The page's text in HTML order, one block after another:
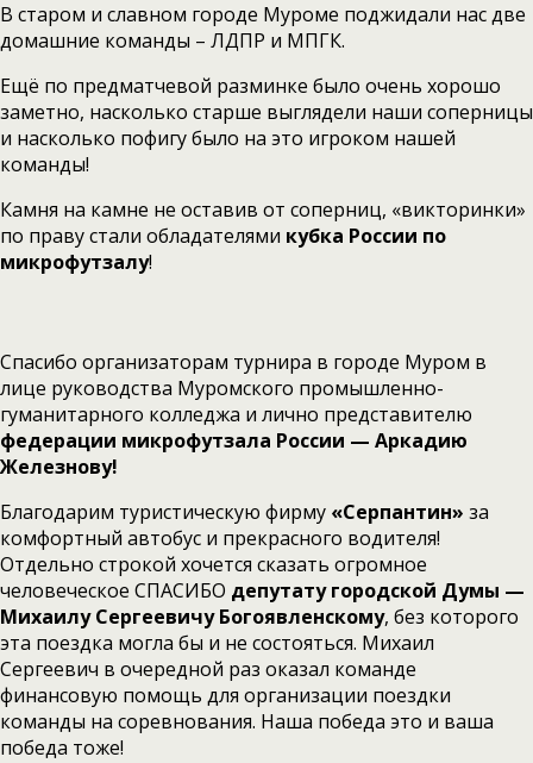
В старом и славном городе Муроме поджидали нас две
домашние команды – ЛДПР и МПГК.
Ещё по предматчевой разминке было очень хорошо
заметно, насколько старше выглядели наши соперницы
и насколько пофигу было на это игроком нашей
команды!
Камня на камне не оставив от соперниц, «викторинки»
по праву стали обладателями кубка России по
микрофутзалу!
Спасибо организаторам турнира в городе Муром в
лице руководства Муромского промышленно-
гуманитарного колледжа и лично представителю
федерации микрофутзала России — Аркадию
Железнову!
Благодарим туристическую фирму «Серпантин» за
комфортный автобус и прекрасного водителя!
Отдельно строкой хочется сказать огромное
человеческое СПАСИБО депутату городской Думы —
Михаилу Сергеевичу Богоявленскому, без которого
эта поездка могла бы и не состояться. Михаил
Сергеевич в очередной раз оказал команде
финансовую помощь для организации поездки
команды на соревнования. Наша победа это и ваша
победа тоже!